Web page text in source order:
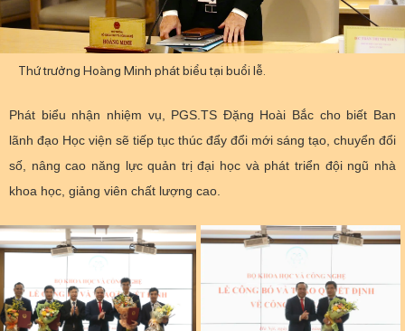
Ban Biên tập Cổng TTĐT - 18 Nguyễn Du, TP. Hà Nội
Theo dõi MST trên
Hệ thống nội bộ
Điều khoản sử dụng
Liên kết
Thứ trưởng Hoàng Minh phát biểu tại buổi lễ.
Phát biểu nhận nhiệm vụ, PGS.TS Đặng Hoài Bắc cho biết Ban
lãnh đạo Học viện sẽ tiếp tục thúc đẩy đổi mới sáng tạo, chuyển đổi
số, nâng cao năng lực quản trị đại học và phát triển đội ngũ nhà
khoa học, giảng viên chất lượng cao.